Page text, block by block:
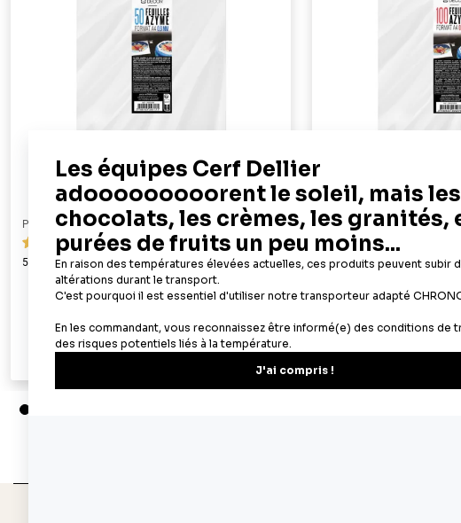
PATISDECOR
119
50 feuilles azyme alimentaires A4 - épaisseur 0,6 mm
19,90 €
Ajouter au panier
Aperçu rapide
PATISDECOR
100 feuilles azyme
mm